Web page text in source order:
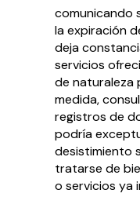
comunicando
la expiración
deja
servicios
de naturaleza
medida,
registros de
podría
desistimiento
tratarse de
o servicios ya